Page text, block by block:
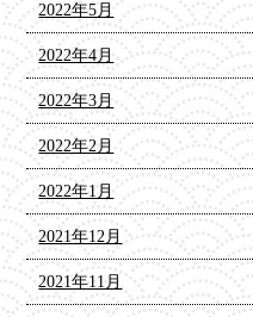
2022年5月
2022年4月
2022年3月
2022年2月
2022年1月
2021年12月
2021年11月